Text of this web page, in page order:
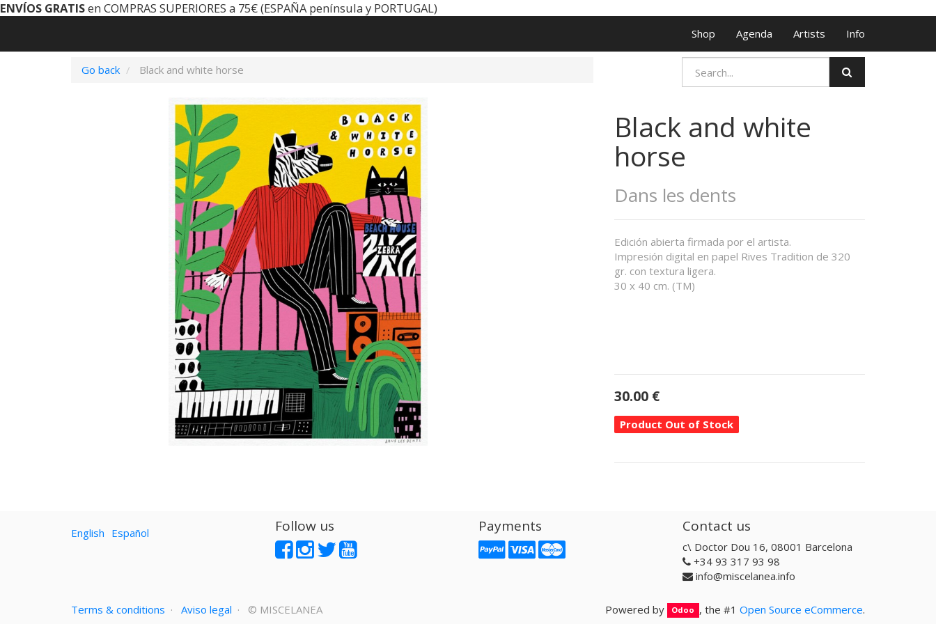
ENVÍOS GRATISen COMPRAS SUPERIORES a 75€ (ESPAÑA península y PORTUGAL)
Shop Agenda Artists Info
Go back Black and white horse
Black and white
horse
Dans les dents
Edición abierta firmada por el artista.
Impresión digital en papel Rives Tradition de 320
gr. con textura ligera.
30 x 40 cm. (TM)
30.00 €
Product Out of Stock
English Español Follow us Payments Contact us
c\ Doctor Dou 16, 08001 Barcelona
+34 93 317 93 98
info@miscelanea.info
Powered by Odoo , the #1 Open Source eCommerce.
Terms & conditions · Aviso legal · © MISCELANEA